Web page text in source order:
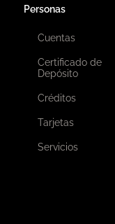
Personas
Cuentas
Certificado de
Depósito
Créditos
Tarjetas
Servicios